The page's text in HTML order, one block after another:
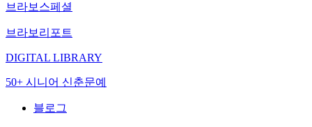
브라보스페셜
브라보리포트
DIGITAL LIBRARY
50+ 시니어 신춘문예
블로그